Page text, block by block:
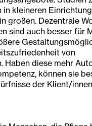
kleineren
großen. Dezentrale
sind auch besser für
von
Haben diese mehr
können sie
der Klient/